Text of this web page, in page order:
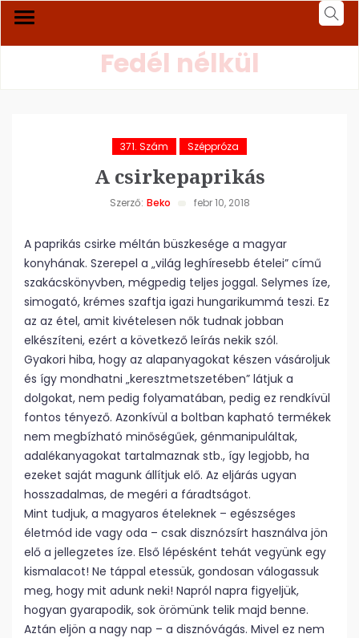
Fedél nélkül
371. Szám Széppróza
A csirkepaprikás
Szerző: Beko febr 10, 2018
A paprikás csirke méltán büszkesége a magyar
konyhának. Szerepel a „világ leghíresebb ételei” című
szakácskönyvben, mégpedig teljes joggal. Selymes íze,
simogató, krémes szaftja igazi hungarikummá teszi. Ez
az az étel, amit kivételesen nők tudnak jobban
elkészíteni, ezért a következő leírás nekik szól.
Gyakori hiba, hogy az alapanyagokat készen vásároljuk
és így mondhatni „keresztmetszetében” látjuk a
dolgokat, nem pedig folyamatában, pedig ez rendkívül
fontos tényező. Azonkívül a boltban kapható termékek
nem megbízható minőségűek, génmanipuláltak,
adalékanyagokat tartalmaznak stb., így legjobb, ha
ezeket saját magunk állítjuk elő. Az eljárás ugyan
hosszadalmas, de megéri a fáradtságot.
Mint tudjuk, a magyaros ételeknek – egészséges
életmód ide vagy oda – csak disznózsírt használva jön
elő a jellegzetes íze. Első lépésként tehát vegyünk egy
kismalacot! Ne táppal etessük, gondosan válogassuk
meg, hogy mit adunk neki! Napról napra figyeljük,
hogyan gyarapodik, sok örömünk telik majd benne.
Aztán eljön a nagy nap – a disznóvágás. Mivel ez nem